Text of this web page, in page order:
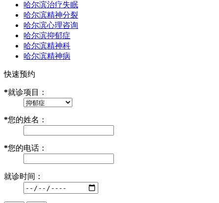
哈尔滨治疗失眠
哈尔滨精神分裂
哈尔滨心理咨询
哈尔滨抑郁症
哈尔滨精神科
哈尔滨精神病
快速预约
*就诊项目：
*您的姓名：
*您的电话：
就诊时间：